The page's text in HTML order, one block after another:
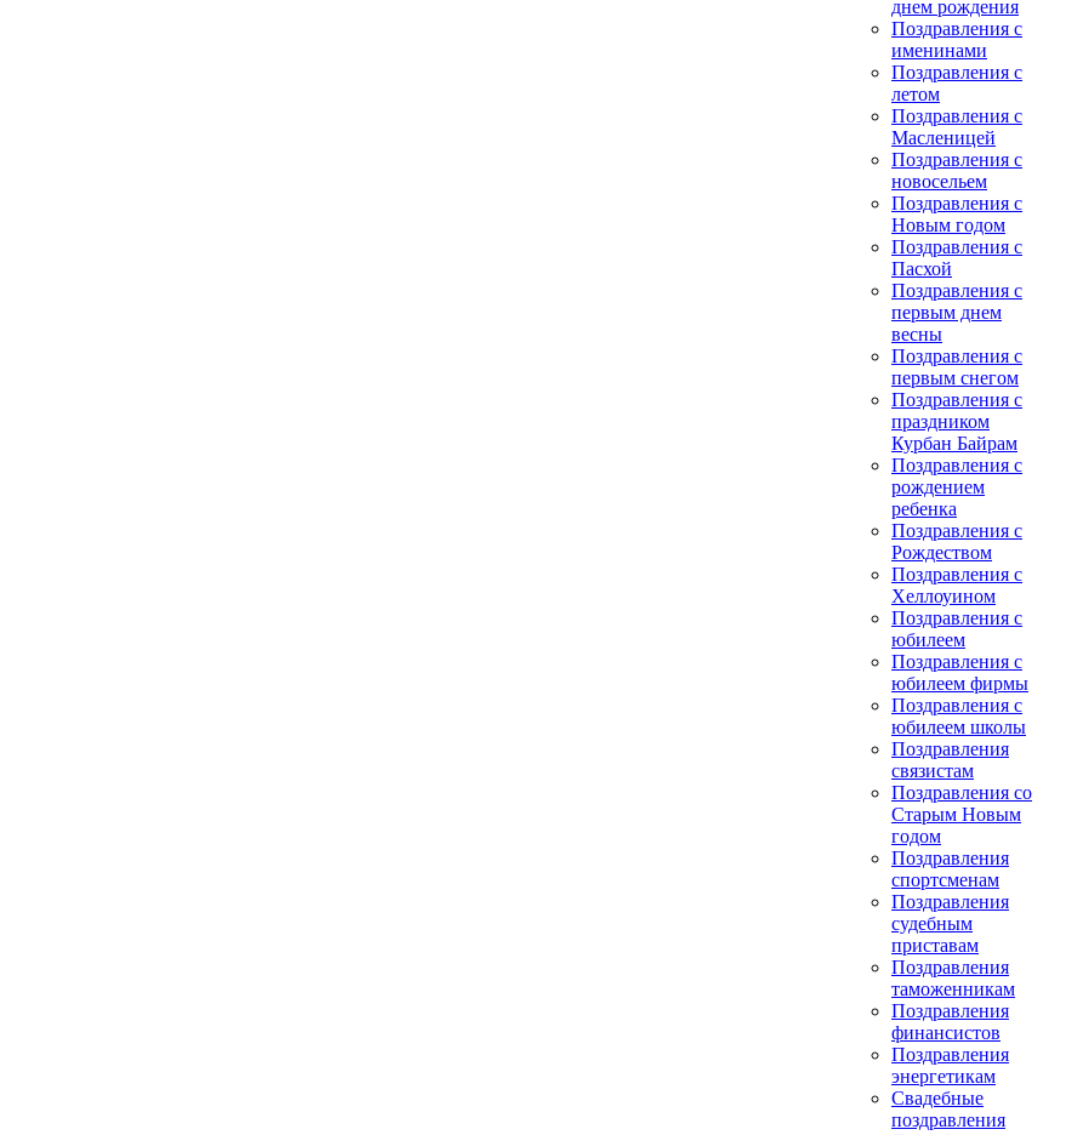
днем рождения
Поздравления с
именинами
Поздравления с
летом
Поздравления с
Масленицей
Поздравления с
новосельем
Поздравления с
Новым годом
Поздравления с
Пасхой
Поздравления с
первым днем
весны
Поздравления с
первым снегом
Поздравления с
праздником
Курбан Байрам
Поздравления с
рождением
ребенка
Поздравления с
Рождеством
Поздравления с
Хеллоуином
Поздравления с
юбилеем
Поздравления с
юбилеем фирмы
Поздравления с
юбилеем школы
Поздравления
связистам
Поздравления со
Старым Новым
годом
Поздравления
спортсменам
Поздравления
судебным
приставам
Поздравления
таможенникам
Поздравления
финансистов
Поздравления
энергетикам
Свадебные
поздравления